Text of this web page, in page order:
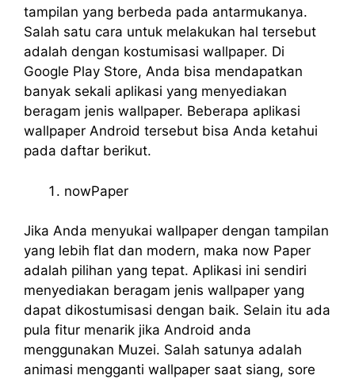
tampilan yang berbeda pada antarmukanya.
Salah satu cara untuk melakukan hal tersebut
adalah dengan kostumisasi wallpaper. Di
Google Play Store, Anda bisa mendapatkan
banyak sekali aplikasi yang menyediakan
beragam jenis wallpaper. Beberapa aplikasi
wallpaper Android tersebut bisa Anda ketahui
pada daftar berikut.
nowPaper
Jika Anda menyukai wallpaper dengan tampilan
yang lebih flat dan modern, maka now Paper
adalah pilihan yang tepat. Aplikasi ini sendiri
menyediakan beragam jenis wallpaper yang
dapat dikostumisasi dengan baik. Selain itu ada
pula fitur menarik jika Android anda
menggunakan Muzei. Salah satunya adalah
animasi mengganti wallpaper saat siang, sore